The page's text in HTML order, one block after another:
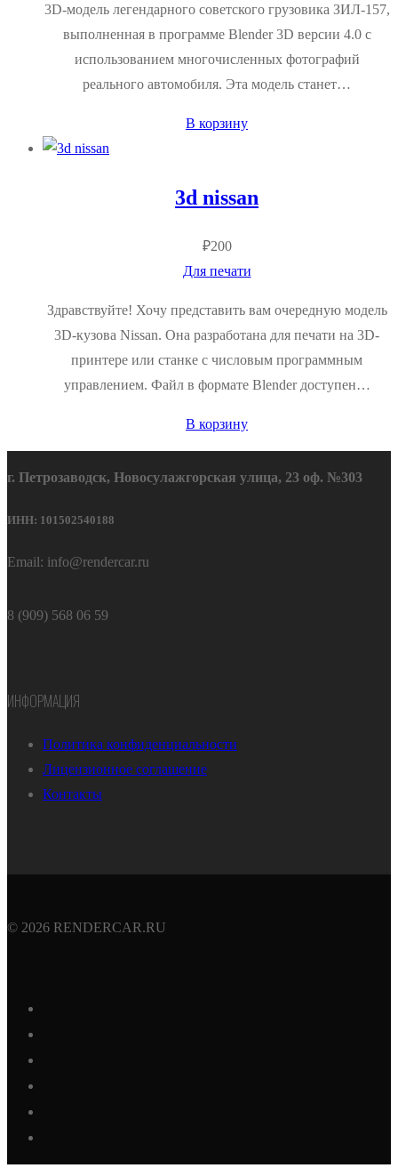
3D-модель легендарного советского грузовика ЗИЛ-157,
выполненная в программе Blender 3D версии 4.0 с
использованием многочисленных фотографий
реального автомобиля. Эта модель станет…
В корзину
3d nissan
₽200
Для печати
Здравствуйте! Хочу представить вам очередную модель
3D-кузова Nissan. Она разработана для печати на 3D-
принтере или станке с числовым программным
управлением. Файл в формате Blender доступен…
В корзину
г. Петрозаводск, Новосулажгорская улица, 23 оф. №303
ИНН: 101502540188
Email: info@rendercar.ru
8 (909) 568 06 59
ИНФОРМАЦИЯ
Политика конфиденциальности
Лицензионное соглашение
Контакты
© 2026 RENDERCAR.RU